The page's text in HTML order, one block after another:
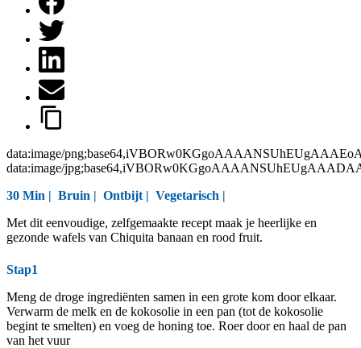
data:image/
data:image/
30 Min | Bruin | Ontbijt| Vegetarisch |
Met dit eenvoudige, zelfgemaakte recept maak je heerlijke en
gezonde wafels van Chiquita banaan en rood fruit.
Stap1
Meng de droge ingrediënten samen in een grote kom door elkaar.
Verwarm de melk en de kokosolie in een pan (tot de kokosolie
begint te smelten) en voeg de honing toe. Roer door en haal de pan
van het vuur